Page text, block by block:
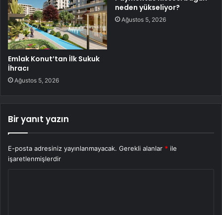
Emlak Konut’tan İlk Sukuk
İhracı
Ağustos 5, 2026
neden yükseliyor?
Ağustos 5, 2026
Bir yanıt yazın
E-posta adresiniz yayınlanmayacak. Gerekli alanlar * ile
işaretlenmişlerdir